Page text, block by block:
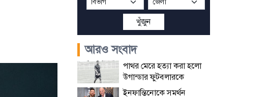
খুঁজুন
আরও সংবাদ
পাথর মেরে হত্যা করা হলো
উগান্ডার ফুটবলারকে
ইনফান্তিনোকে সমর্থন